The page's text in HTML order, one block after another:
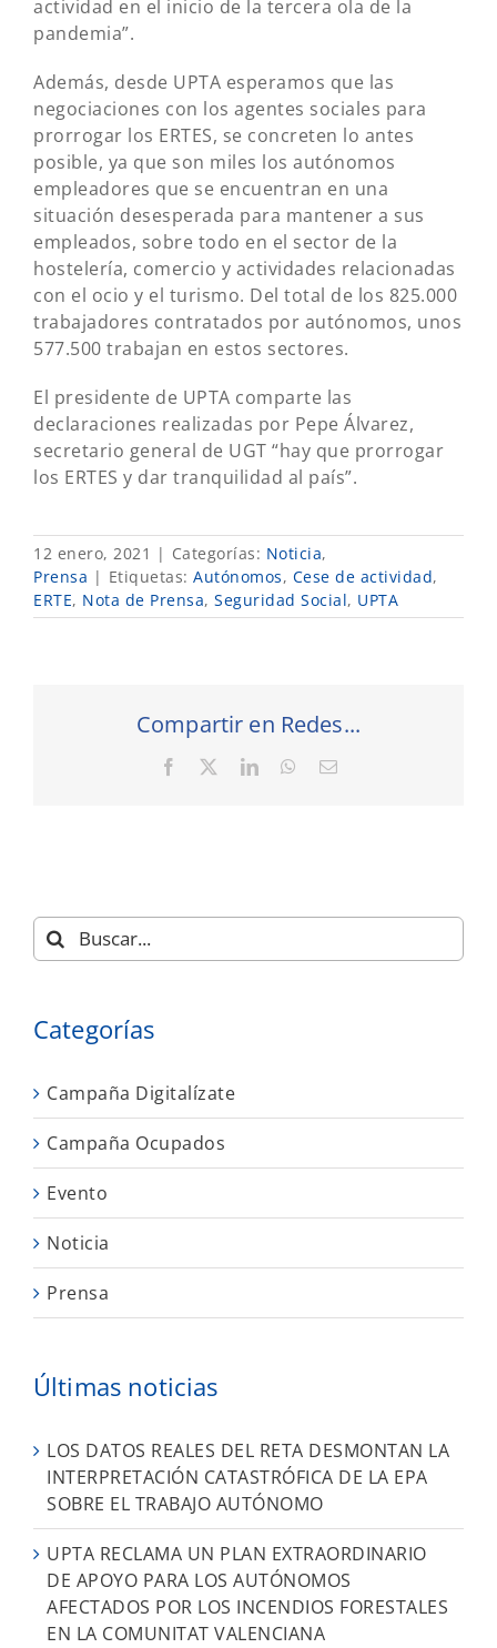
actividad en el inicio de la tercera ola de la
pandemia”.
Además, desde UPTA esperamos que las
negociaciones con los agentes sociales para
prorrogar los ERTES, se concreten lo antes
posible, ya que son miles los autónomos
empleadores que se encuentran en una
situación desesperada para mantener a sus
empleados, sobre todo en el sector de la
hostelería, comercio y actividades relacionadas
con el ocio y el turismo. Del total de los 825.000
trabajadores contratados por autónomos, unos
577.500 trabajan en estos sectores.
El presidente de UPTA comparte las
declaraciones realizadas por Pepe Álvarez,
secretario general de UGT “hay que prorrogar
los ERTES y dar tranquilidad al país”.
12 enero, 2021 | Categorías: Noticia,
Prensa | Etiquetas: Autónomos, Cese de actividad,
ERTE, Nota de Prensa, Seguridad Social, UPTA
Compartir en Redes...
Facebook LinkedInWhatsApp
Correo
Buscar:
Categorías
Campaña Digitalízate
Campaña Ocupados
Evento
Noticia
Prensa
Últimas noticias
LOS DATOS REALES DEL RETA DESMONTAN LA
INTERPRETACIÓN CATASTRÓFICA DE LA EPA
SOBRE EL TRABAJO AUTÓNOMO
UPTA RECLAMA UN PLAN EXTRAORDINARIO
DE APOYO PARA LOS AUTÓNOMOS
AFECTADOS POR LOS INCENDIOS FORESTALES
EN LA COMUNITAT VALENCIANA